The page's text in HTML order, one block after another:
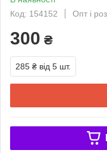
Код: 154152
Опт і
300 ₴
285 ₴ від 5 шт.